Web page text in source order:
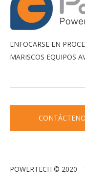
ENFOCARSE EN
MARISCOS EQUIPOS
POWERTECH © 2020 -